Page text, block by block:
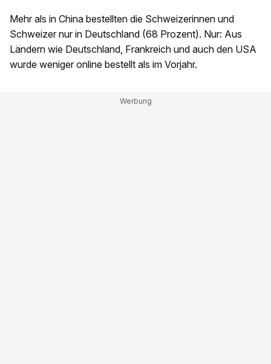
Mehr als in China bestellten die Schweizerinnen und
Schweizer nur in Deutschland (68 Prozent). Nur: Aus
Ländern wie Deutschland, Frankreich und auch den USA
wurde weniger online bestellt als im Vorjahr.